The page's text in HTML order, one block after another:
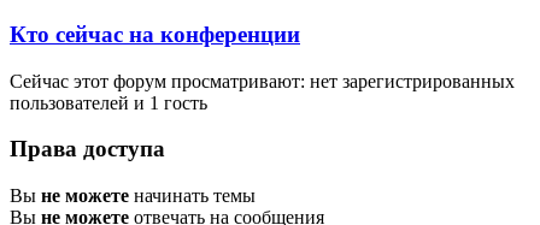
Кто сейчас на конференции
Сейчас этот форум просматривают: нет зарегистрированных
пользователей и 1 гость
Права доступа
Вы не можете начинать темы
Вы не можете отвечать на сообщения